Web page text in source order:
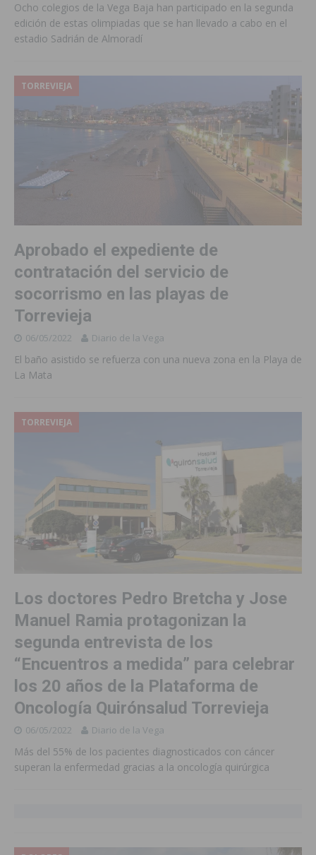
Ocho colegios de la Vega Baja han participado en la segunda
edición de estas olimpiadas que se han llevado a cabo en el
estadio Sadrián de Almoradí
TORREVIEJA
Aprobado el expediente de
contratación del servicio de
socorrismo en las playas de
Torrevieja
06/05/2022 Diario de la Vega
El baño asistido se refuerza con una nueva zona en la Playa de
La Mata
TORREVIEJA
Los doctores Pedro Bretcha y Jose
Manuel Ramia protagonizan la
segunda entrevista de los
“Encuentros a medida” para celebrar
los 20 años de la Plataforma de
Oncología Quirónsalud Torrevieja
06/05/2022 Diario de la Vega
Más del 55% de los pacientes diagnosticados con cáncer
superan la enfermedad gracias a la oncología quirúrgica